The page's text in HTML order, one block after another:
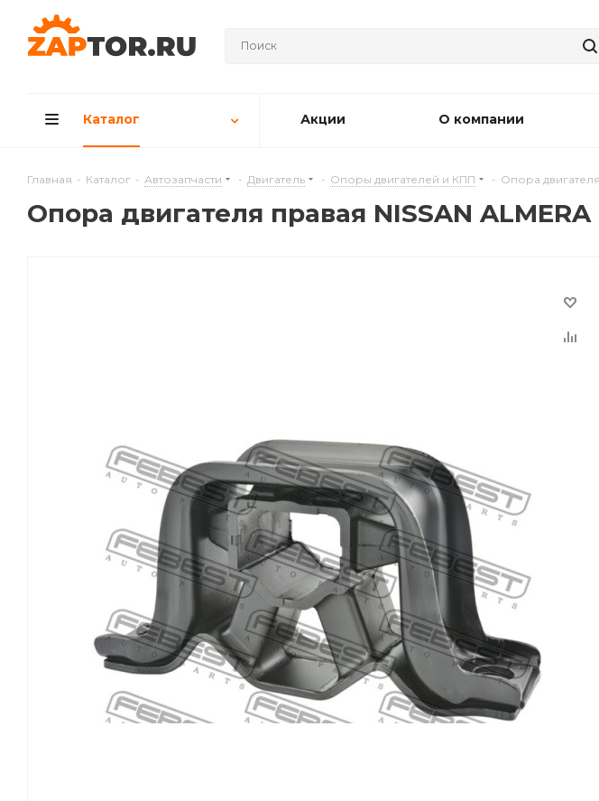
Каталог Акции О компании
Главная - Каталог - Автозапчасти - Двигатель - Опоры двигателей и КПП - Опора двигателя
Опора двигателя правая NISSAN ALMERA